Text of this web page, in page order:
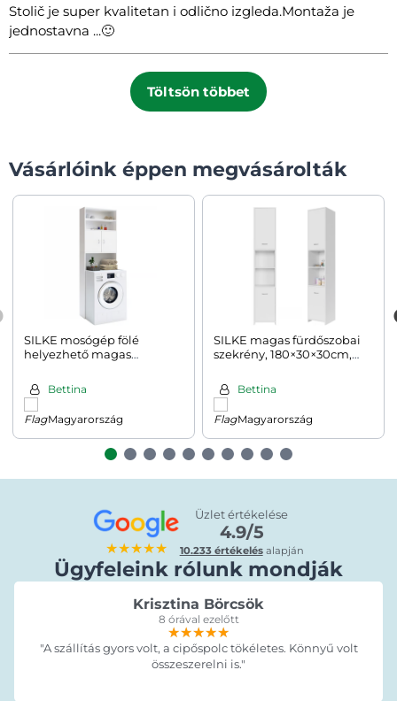
Stolič je super kvalitetan i odlično izgleda.Montaža je
jednostavna ...🙂
Töltsön többet
Vásárlóink éppen megvásárolták
SILKE mosógép fölé
helyezhető magas
fehérBettina
Magyarország
SILKE magas fürdőszobai
szekrény, 180×30×30cm,
Bettina
Magyarország
★★★★★
Üzlet értékelése
4.9/5
10.233 értékelésalapján
Ügyfeleink rólunk mondják
Krisztina Börcsök
8 órával ezelőtt
★★★★★
★★★★★
★★★★★
"A szállítás gyors volt, a cipőspolc tökéletes. Könnyű volt
összeszerelni is."